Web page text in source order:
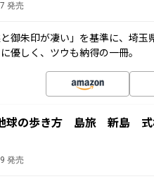
発売
と御朱印が凄い」を基準に、埼
優しく、ツウも納得の一冊。
球の歩き方 島旅 新島
発売